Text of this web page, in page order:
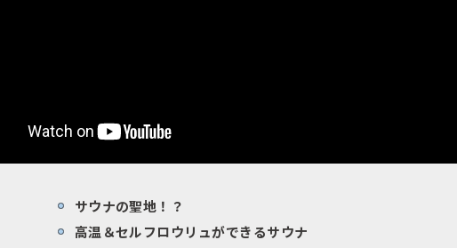
サウナの聖地！？
高温＆セルフロウリュができるサウナ